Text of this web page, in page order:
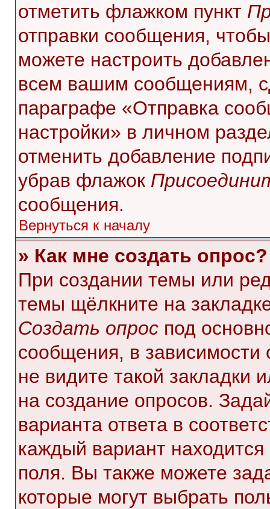
отметить флажком пункт
отправки сообщения,
можете настроить
всем вашим сообщениям,
параграфе «Отправка
настройки» в личном
отменить добавление
убрав флажок
сообщения.
Вернуться к началу
» Как мне создать опрос?
При создании темы или
темы щёлкните на
Создать опрос под
сообщения, в зависимости
не видите такой
на создание опросов.
варианта ответа в
каждый вариант находится
поля. Вы также можете
которые могут выбрать